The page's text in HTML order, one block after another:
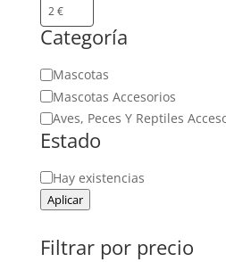
Categoría
Categoría
Mascotas
Mascotas Accesorios
Aves, Peces Y Reptiles
Estado
Estado
Hay existencias
Aplicar
Filtrar por precio